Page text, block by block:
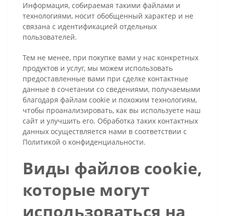
Информация, собираемая такими файлами и
технологиями, носит обобщенный характер и не
связана с идентификацией отдельных
пользователей.
Тем не менее, при покупке вами у нас конкретных
продуктов и услуг, мы можем использовать
предоставленные вами при сделке контактные
данные в сочетании со сведениями, получаемыми
благодаря файлам cookie и похожим технологиям,
чтобы проанализировать, как вы используете наш
сайт и улучшить его. Обработка таких контактных
данных осуществляется нами в соответствии с
Политикой о конфиденциальности.
Виды файлов cookie,
которые могут
использоваться на